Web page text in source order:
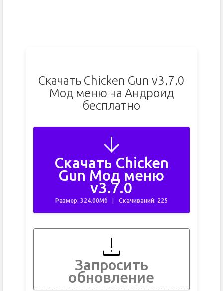
Скачать Chicken Gun v3.7.0
Мод меню на Андроид
бесплатно
Скачать Chicken
Gun Мод меню
v3.7.0
Размер: 324.00Мб Скачиваний: 225
Запросить
обновление